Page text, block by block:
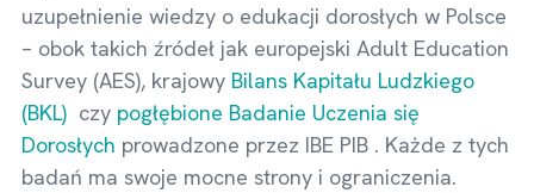
uzupełnienie wiedzy o edukacji dorosłych w Polsce
– obok takich źródeł jak europejski Adult Education
Survey (AES), krajowy Bilans Kapitału Ludzkiego
(BKL) czy pogłębione Badanie Uczenia się
Dorosłych prowadzone przez IBE PIB . Każde z tych
badań ma swoje mocne strony i ograniczenia.